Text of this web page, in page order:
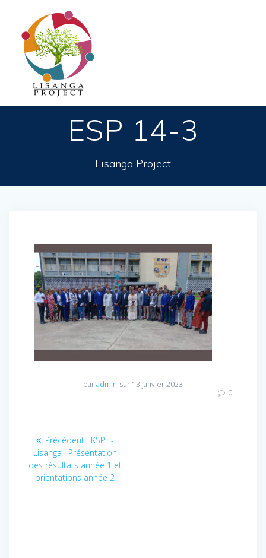
ESP 14-3
Lisanga Project
paradmin sur 13 janvier 2023
0
Navigation
l’article
Précédent : Article
précédent
:
KSPH-
Lisanga : Présentation
des résultats année 1 et
orientations année 2